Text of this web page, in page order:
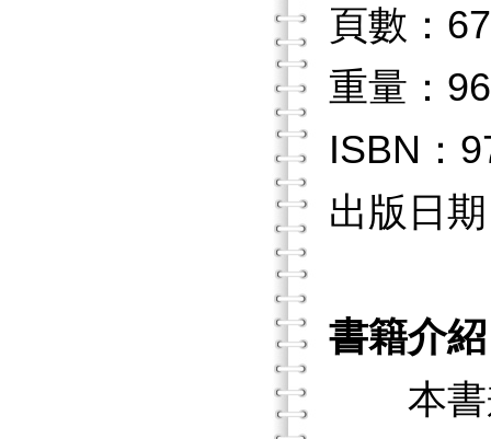
頁數：
重量：
ISBN：
出版日
書籍介紹
本書兼